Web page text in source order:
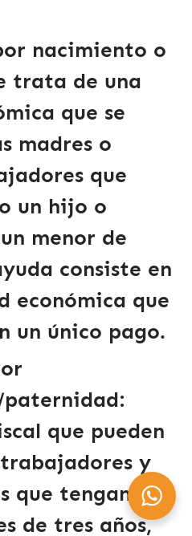
nacimiento o
trata de una
que se
madres o
que
un hijo o
menor de
consiste en
económica que
un único pago.
:
que pueden
y
que tengan
de tres años,